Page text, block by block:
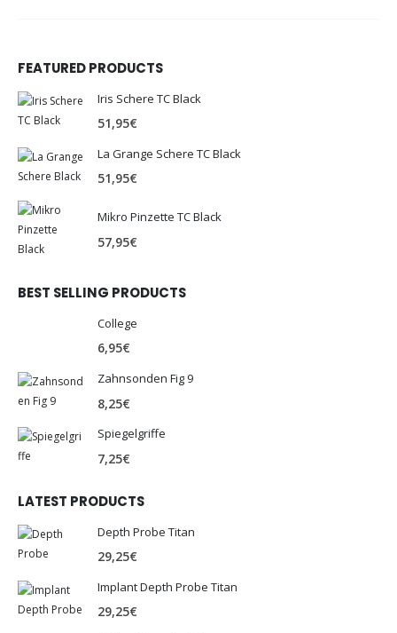
FEATURED PRODUCTS
Iris Schere TC Black
51,95€
La Grange Schere TC Black
51,95€
Mikro Pinzette TC Black
57,95€
BEST SELLING PRODUCTS
College
6,95€
Zahnsonden Fig 9
8,25€
Spiegelgriffe
7,25€
LATEST PRODUCTS
Depth Probe Titan
29,25€
Implant Depth Probe Titan
29,25€